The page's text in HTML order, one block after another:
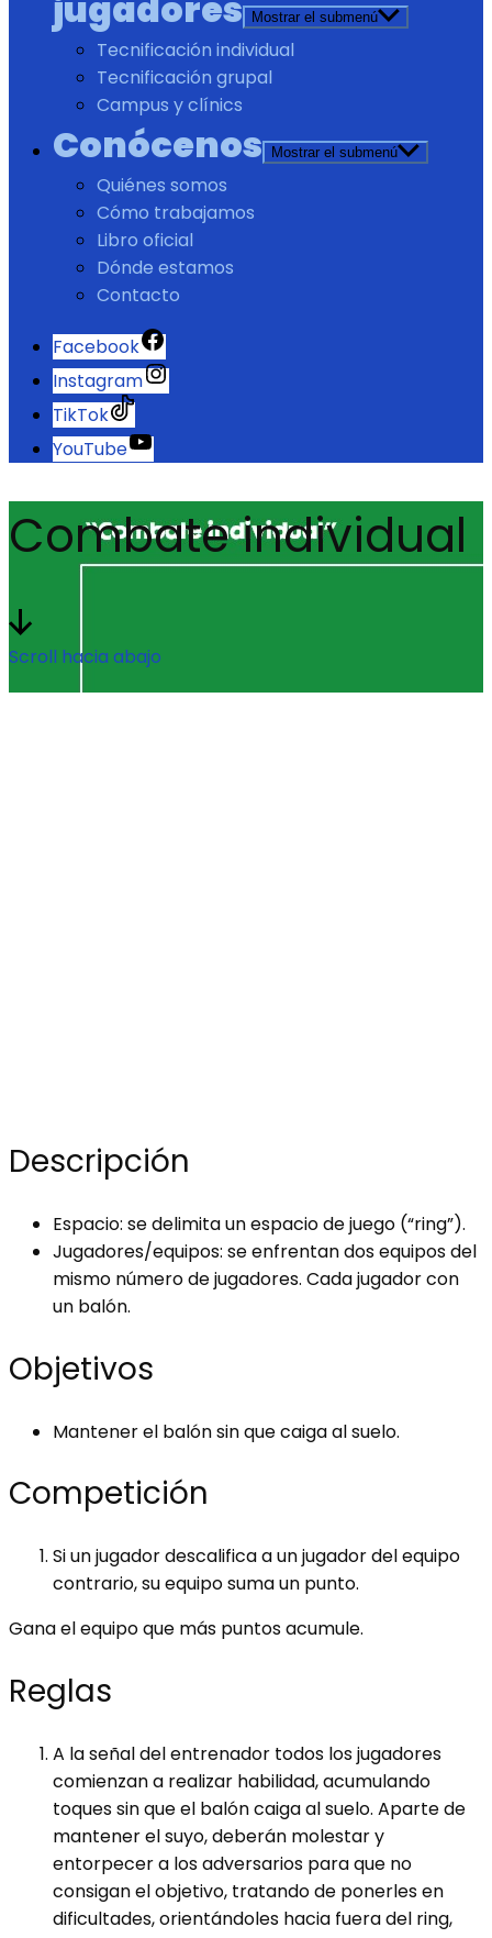
Mostrar el submenú
Tecnificación individual
Tecnificación grupal
Campus y clínics
Conócenos Mostrar el submenú
Quiénes somos
Cómo trabajamos
Libro oficial
Dónde estamos
Contacto
Facebook
Instagram
TikTok
YouTube
Combate individual
Scroll hacia abajo
Descripción
Espacio: se delimita un espacio de juego (“ring”).
Jugadores/equipos: se enfrentan dos equipos del
mismo número de jugadores. Cada jugador con
un balón.
Objetivos
Mantener el balón sin que caiga al suelo.
Competición
Si un jugador descalifica a un jugador del equipo
contrario, su equipo suma un punto.
Gana el equipo que más puntos acumule.
Reglas
A la señal del entrenador todos los jugadores
comienzan a realizar habilidad, acumulando
toques sin que el balón caiga al suelo. Aparte de
mantener el suyo, deberán molestar y
entorpecer a los adversarios para que no
consigan el objetivo, tratando de ponerles en
dificultades, orientándoles hacia fuera del ring,